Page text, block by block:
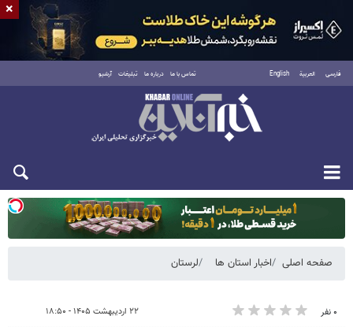
فارسی العربية English تماس با ما درباره ما تبلیغات آرشیو
یکشنبه ۱۸ مرداد ۱۴۰۵
صفحه اصلی اخبار استان ها لرستان
۰ نفر ۲۲ اردیبهشت ۱۴۰۵ - ۱۸:۵۰
×